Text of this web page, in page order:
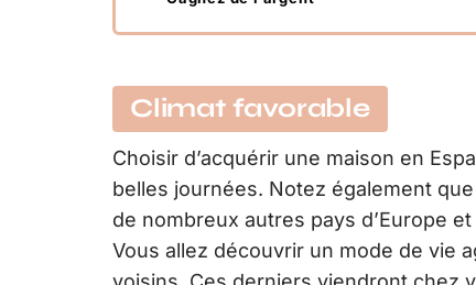
Climat favorable
Choisir d’acquérir une maison en
belles journées. Notez également
de nombreux autres pays d’Europe
Vous allez découvrir un mode de vie